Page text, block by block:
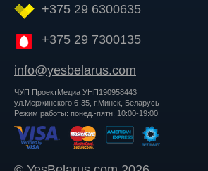
+375 29 6300635
+375 29 7300135
info@yesbelarus.com
ЧУП ПроектМедиа УНП190958443
ул.Мержинского 6-35, г.Минск, Беларусь
Режим работы: понед.-пятн. 10:00-19:00